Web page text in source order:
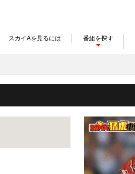
スカイAを見るには 番組を探す